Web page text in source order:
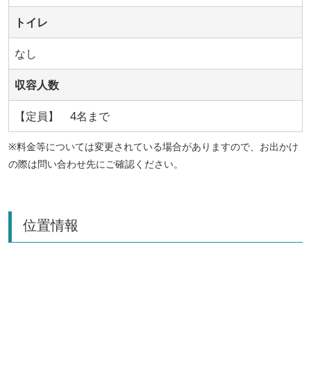
トイレ
なし
収容人数
【定員】 4名まで
※料金等については変更されている場合がありますので、お出かけ
の際は問い合わせ先にご確認ください。
位置情報